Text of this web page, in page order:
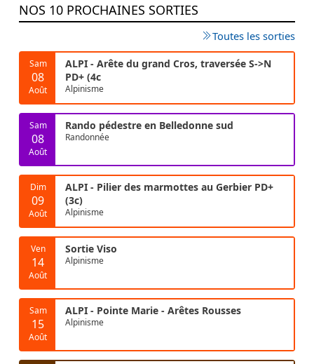
NOS 10 PROCHAINES SORTIES
Toutes les sorties
Sam
08
Août
ALPI - Arête du grand Cros, traversée S->N
PD+ (4c
Alpinisme
Sam
08
Août
Rando pédestre en Belledonne sud
Randonnée
Dim
09
Août
ALPI - Pilier des marmottes au Gerbier PD+
(3c)
Alpinisme
Ven
14
Août
Sortie Viso
Alpinisme
Sam
15
Août
ALPI - Pointe Marie - Arêtes Rousses
Alpinisme